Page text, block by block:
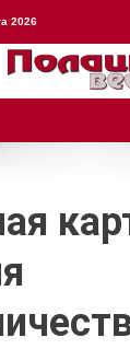
2026